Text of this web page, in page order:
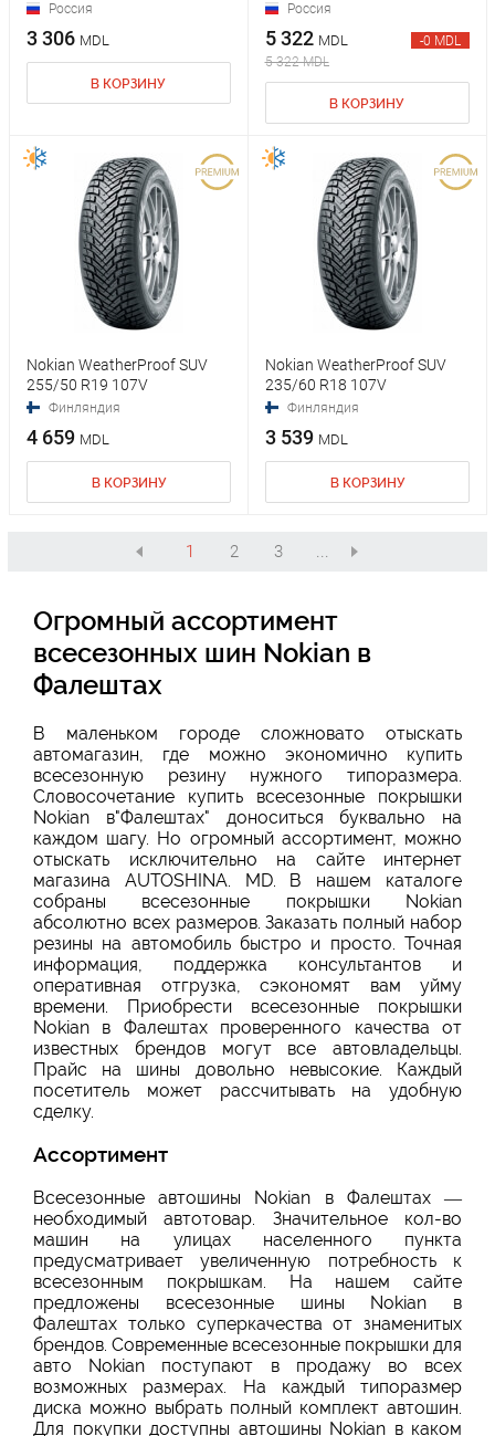
Россия
3 306 MDL
В КОРЗИНУ
Россия
5 322 MDL
5 322 MDL
-0 MDL
В КОРЗИНУ
Nokian WeatherProof SUV
255/50 R19 107V
Финляндия
4 659 MDL
В КОРЗИНУ
Nokian WeatherProof SUV
235/60 R18 107V
Финляндия
3 539 MDL
В КОРЗИНУ
1 2 3 ...
Огромный ассортимент
всесезонных шин Nokian в
Фалештах
В маленьком городе сложновато отыскать
автомагазин, где можно экономично купить
всесезонную резину нужного типоразмера.
Словосочетание купить всесезонные покрышки
Nokian в"Фалештах" доноситься буквально на
каждом шагу. Но огромный ассортимент, можно
отыскать исключительно на сайте интернет
магазина AUTOSHINA. MD. В нашем каталоге
собраны всесезонные покрышки Nokian
абсолютно всех размеров. Заказать полный набор
резины на автомобиль быстро и просто. Точная
информация, поддержка консультантов и
оперативная отгрузка, сэкономят вам уйму
времени. Приобрести всесезонные покрышки
Nokian в Фалештах проверенного качества от
известных брендов могут все автовладельцы.
Прайс на шины довольно невысокие. Каждый
посетитель может рассчитывать на удобную
сделку.
Ассортимент
Всесезонные автошины Nokian в Фалештах —
необходимый автотовар. Значительное кол-во
машин на улицах населенного пункта
предусматривает увеличенную потребность к
всесезонным покрышкам. На нашем сайте
предложены всесезонные шины Nokian в
Фалештах только суперкачества от знаменитых
брендов. Современные всесезонные покрышки для
авто Nokian поступают в продажу во всех
возможных размерах. На каждый типоразмер
диска можно выбрать полный комплект автошин.
Для покупки доступны автошины Nokian в каком